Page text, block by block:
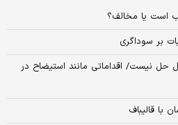
است یا مخالف؟
بر سوداگری
حل نیست/ اقداماتی مانند استیضاح در
با قالیباف